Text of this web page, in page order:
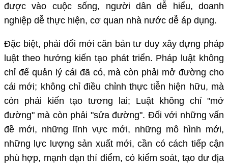
được vào cuộc sống, người dân dễ hiểu, doanh
nghiệp dễ thực hiện, cơ quan nhà nước dễ áp dụng.
Đặc biệt, phải đổi mới căn bản tư duy xây dựng pháp
luật theo hướng kiến tạo phát triển. Pháp luật không
chỉ để quản lý cái đã có, mà còn phải mở đường cho
cái mới; không chỉ điều chỉnh thực tiễn hiện hữu, mà
còn phải kiến tạo tương lai; Luật không chỉ "mở
đường" mà còn phải "sửa đường". Đối với những vấn
đề mới, những lĩnh vực mới, những mô hình mới,
những lực lượng sản xuất mới, cần có cách tiếp cận
phù hợp, mạnh dạn thí điểm, có kiểm soát, tạo dư địa